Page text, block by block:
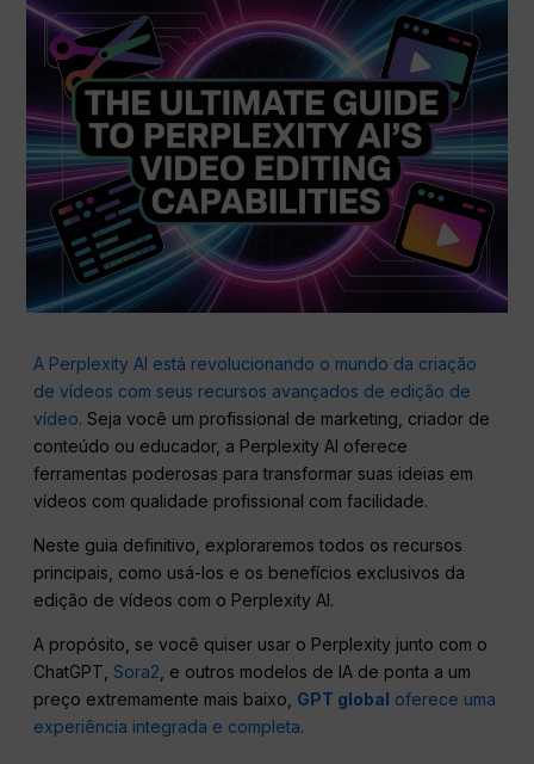
A Perplexity AI está revolucionando o mundo da criação
de vídeos com seus recursos avançados de edição de
vídeo. Seja você um profissional de marketing, criador de
conteúdo ou educador, a Perplexity AI oferece
ferramentas poderosas para transformar suas ideias em
vídeos com qualidade profissional com facilidade.
Neste guia definitivo, exploraremos todos os recursos
principais, como usá-los e os benefícios exclusivos da
edição de vídeos com o Perplexity AI.
A propósito, se você quiser usar o Perplexity junto com o
ChatGPT,Sora2, e outros modelos de IA de ponta a um
preço extremamente mais baixo, GPT global oferece uma
experiência integrada e completa.